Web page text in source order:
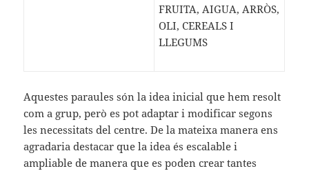
FRUITA, AIGUA, ARRÒS,
OLI, CEREALS I
LLEGUMS
Aquestes paraules són la idea inicial que hem resolt
com a grup, però es pot adaptar i modificar segons
les necessitats del centre. De la mateixa manera ens
agradaria destacar que la idea és escalable i
ampliable de manera que es poden crear tantes